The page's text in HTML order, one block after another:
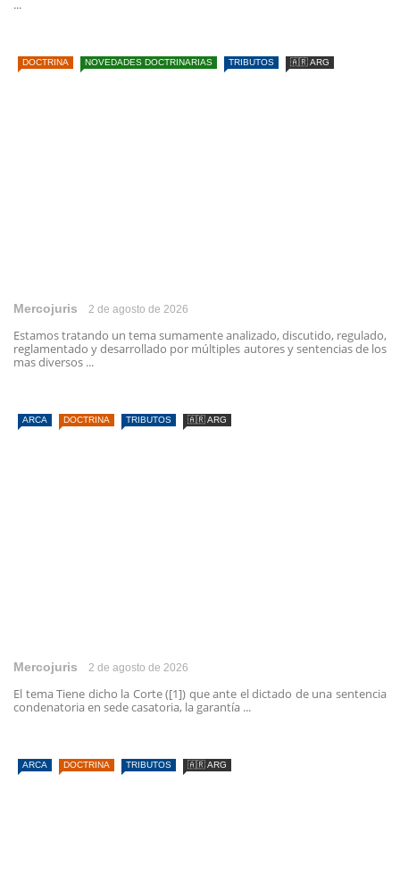
...
DOCTRINA NOVEDADES DOCTRINARIAS TRIBUTOS 🇦🇷 ARG
Mercojuris 2 de agosto de 2026
Estamos tratando un tema sumamente analizado, discutido, regulado,
reglamentado y desarrollado por múltiples autores y sentencias de los
mas diversos ...
ARCA DOCTRINA TRIBUTOS 🇦🇷 ARG
Mercojuris 2 de agosto de 2026
El tema Tiene dicho la Corte ([1]) que ante el dictado de una sentencia
condenatoria en sede casatoria, la garantía ...
ARCA DOCTRINA TRIBUTOS 🇦🇷 ARG